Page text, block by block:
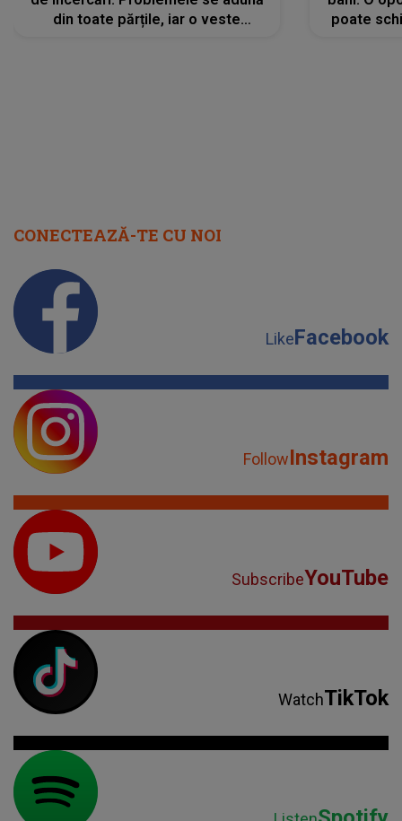
din toate părțile, iar o veste
poate
CONECTEAZĂ-TE CU NOI
LikeFacebook
FollowInstagram
SubscribeYouTube
WatchTikTok